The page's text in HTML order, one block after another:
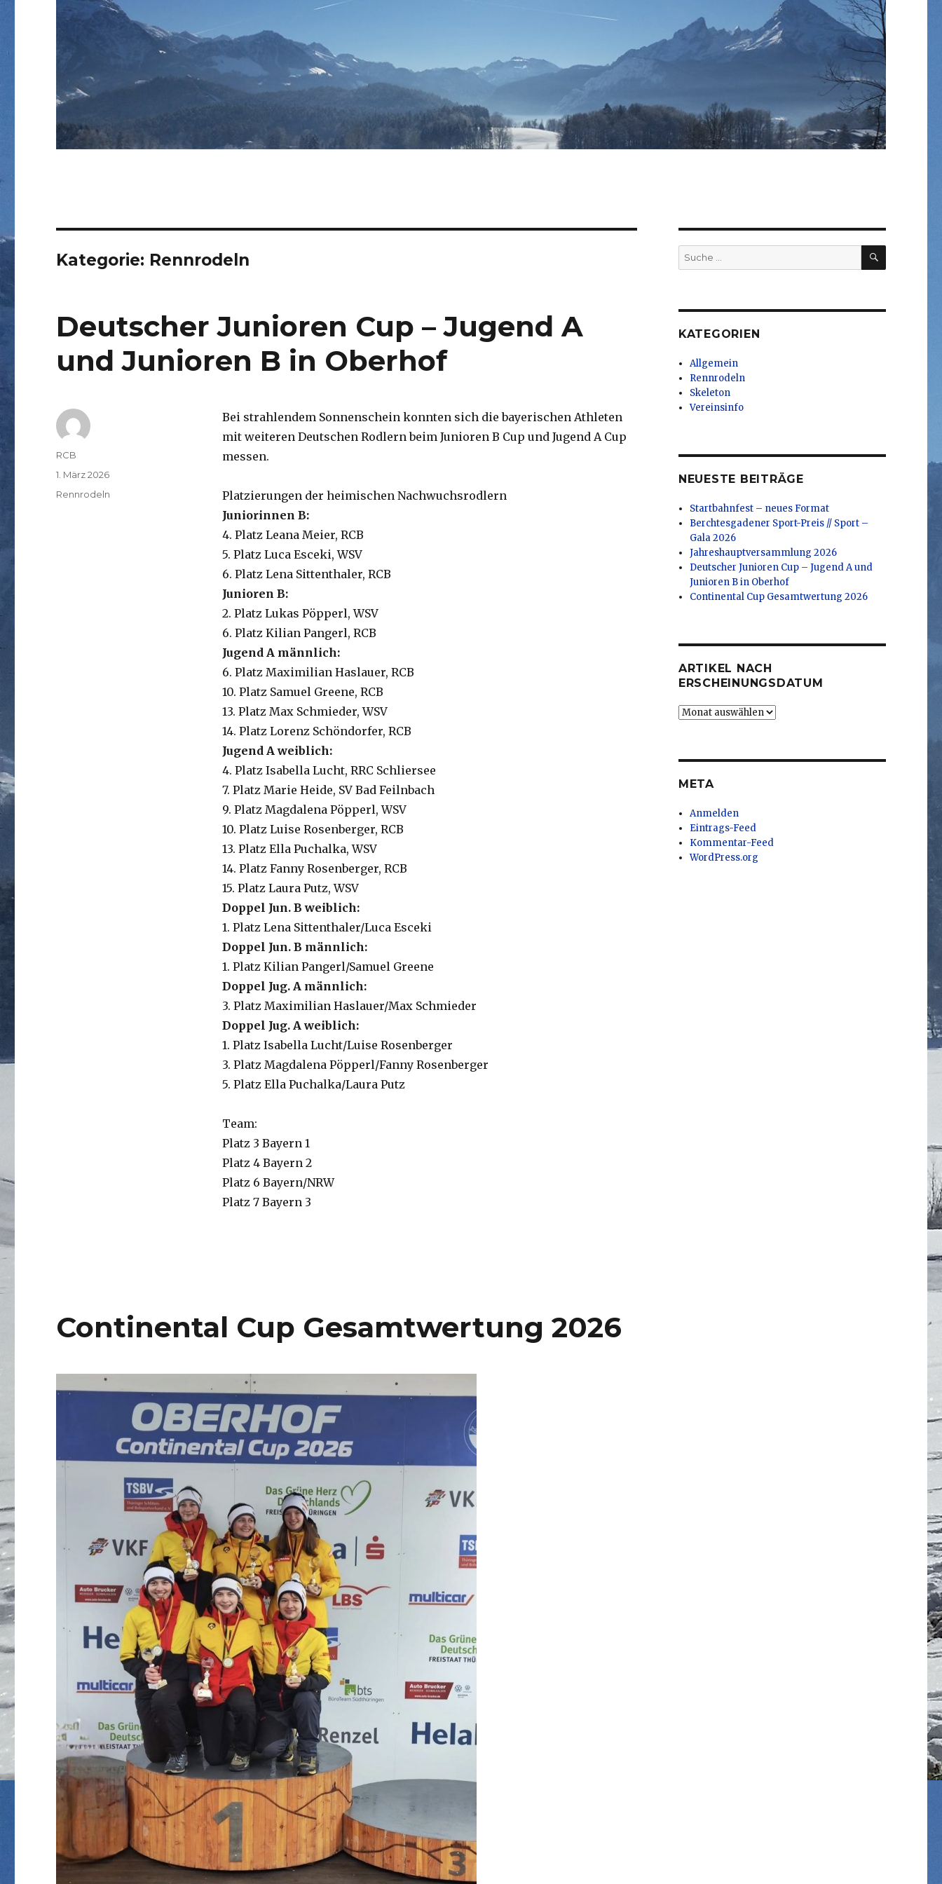
Kategorie: Rennrodeln
Deutscher Junioren Cup – Jugend A
und Junioren B in Oberhof
Bei strahlendem Sonnenschein konnten sich die bayerischen Athleten
mit weiteren Deutschen Rodlern beim Junioren B Cup und Jugend A Cup
messen.
Platzierungen der heimischen Nachwuchsrodlern
Juniorinnen B:
4. Platz Leana Meier, RCB
5. Platz Luca Esceki, WSV
6. Platz Lena Sittenthaler, RCB
Junioren B:
2. Platz Lukas Pöpperl, WSV
6. Platz Kilian Pangerl, RCB
Jugend A männlich:
6. Platz Maximilian Haslauer, RCB
10. Platz Samuel Greene, RCB
13. Platz Max Schmieder, WSV
14. Platz Lorenz Schöndorfer, RCB
Jugend A weiblich:
4. Platz Isabella Lucht, RRC Schliersee
7. Platz Marie Heide, SV Bad Feilnbach
9. Platz Magdalena Pöpperl, WSV
10. Platz Luise Rosenberger, RCB
13. Platz Ella Puchalka, WSV
14. Platz Fanny Rosenberger, RCB
15. Platz Laura Putz, WSV
Doppel Jun. B weiblich:
1. Platz Lena Sittenthaler/Luca Esceki
Doppel Jun. B männlich:
1. Platz Kilian Pangerl/Samuel Greene
Doppel Jug. A männlich:
3. Platz Maximilian Haslauer/Max Schmieder
Doppel Jug. A weiblich:
1. Platz Isabella Lucht/Luise Rosenberger
3. Platz Magdalena Pöpperl/Fanny Rosenberger
5. Platz Ella Puchalka/Laura Putz
Team:
Platz 3 Bayern 1
Platz 4 Bayern 2
Platz 6 Bayern/NRW
Platz 7 Bayern 3
Autor
RCB
Veröffentlicht
am
1. März 2026
Kategorien
Rennrodeln
Continental Cup Gesamtwertung 2026
Suche
nach:
SUCHEN
KATEGORIEN
Allgemein
Rennrodeln
Skeleton
Vereinsinfo
NEUESTE BEITRÄGE
Startbahnfest – neues Format
Berchtesgadener Sport-Preis // Sport –
Gala 2026
Jahreshauptversammlung 2026
Deutscher Junioren Cup – Jugend A und
Junioren B in Oberhof
Continental Cup Gesamtwertung 2026
ARTIKEL NACH
ERSCHEINUNGSDATUM
Artikel
META
Anmelden
Eintrags-Feed
Kommentar-Feed
WordPress.org